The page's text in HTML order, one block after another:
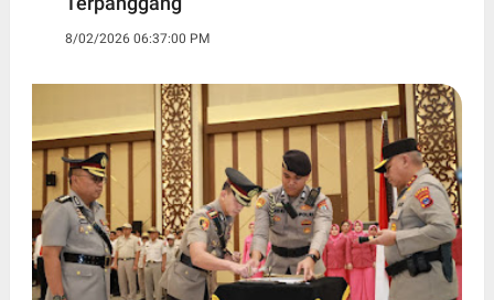
8/02/2026 06:37:00 PM